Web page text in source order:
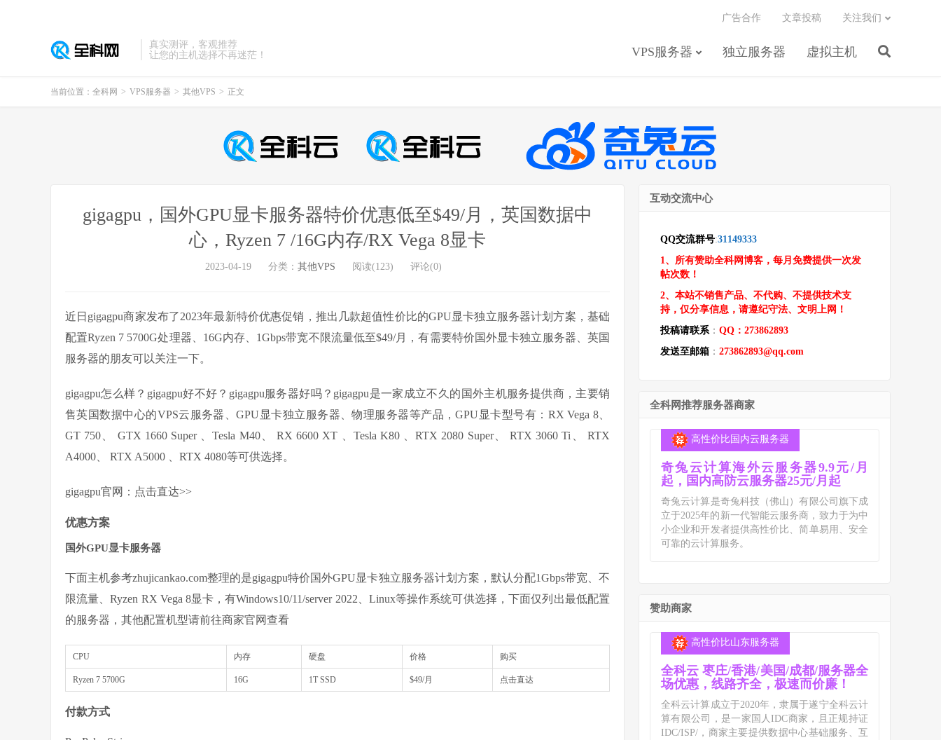
真实测评，客观推荐
让您的主机选择不再迷茫！
VPS服务器 独立服务器 虚拟主机
广告合作 文章投稿 关注我们
当前位置： 全科网 > VPS服务器 > 其他VPS > 正文
gigagpu，国外GPU显卡服务器特价优惠低至$49/月，英国数据中
心，Ryzen 7 /16G内存/RX Vega 8显卡
2023-04-19 分类： 其他VPS 阅读(123) 评论(0)
近日gigagpu商家发布了2023年最新特价优惠促销，推出几款超值性价比的GPU显卡独立服务器计划方案，基础
配置Ryzen 7 5700G处理器、16G内存、1Gbps带宽不限流量低至$49/月，有需要特价国外显卡独立服务器、英国
服务器的朋友可以关注一下。
gigagpu怎么样？gigagpu好不好？gigagpu服务器好吗？gigagpu是一家成立不久的国外主机服务提供商，主要销
售英国数据中心的VPS云服务器、GPU显卡独立服务器、物理服务器等产品，GPU显卡型号有：RX Vega 8、
GT 750、 GTX 1660 Super 、Tesla M40、 RX 6600 XT 、Tesla K80 、RTX 2080 Super、 RTX 3060 Ti、 RTX
A4000、 RTX A5000 、RTX 4080等可供选择。
gigagpu官网：点击直达>>
优惠方案
国外GPU显卡服务器
下面主机参考zhujicankao.com整理的是gigagpu特价国外GPU显卡独立服务器计划方案，默认分配1Gbps带宽、不
限流量、Ryzen RX Vega 8显卡，有Windows10/11/server 2022、Linux等操作系统可供选择，下面仅列出最低配置
的服务器，其他配置机型请前往商家官网查看
CPU 内存 硬盘 价格 购买
Ryzen 7 5700G 16G 1T SSD $49/月 点击直达
付款方式
互动交流中心
QQ交流群号:31149333
1、所有赞助全科网博客，每月免费提供一次发
帖次数！
2、本站不销售产品、不代购、不提供技术支
持，仅分享信息，请遵纪守法、文明上网！
投稿请联系： QQ：273862893
发送至邮箱 ： 273862893@qq.com
全科网推荐服务器商家
高性价比国内云服务器
奇兔云计算海外云服务器9.9元/月
起，国内高防云服务器25元/月起
奇兔云计算是奇兔科技（佛山）有限公司旗下成
立于2025年的新一代智能云服务商，致力于为中
小企业和开发者提供高性价比、简单易用、安全
可靠的云计算服务。
赞助商家
高性价比山东服务器
全科云 枣庄/香港/美国/成都/服务器全
场优惠，线路齐全，极速而价廉！
全科云计算成立于2020年，隶属于遂宁全科云计
算有限公司，是一家国人IDC商家，且正规持证
IDC/ISP/，商家主要提供数据中心基础服务、互